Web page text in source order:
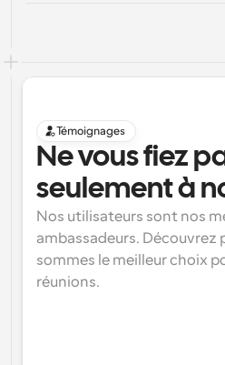
Témoignages
Ne vous fiez
seulement à
Nos utilisateurs sont nos
ambassadeurs. Découvrez
sommes le meilleur choix
réunions.